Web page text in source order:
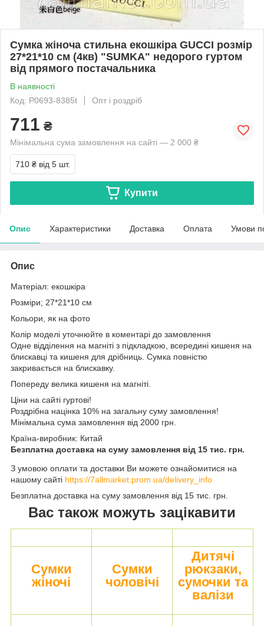
Сумка жіноча стильна екошкіра GUCCI розмір
27*21*10 см (4кв) "SUMKA" недорого гуртом
від прямого постачальника
В наявності
Код: P0693-8385t
Опт і роздріб
711 ₴
Мінімальна сума замовлення на сайті — 2 000 ₴
710 ₴ від 5 шт.
Купити
Опис Характеристики Доставка Оплата Умови
Опис
Матеріал: екошкіра
Розміри; 27*21*10 см
Кольори, як на фото
Колір моделі уточнюйте в коментарі до замовлення
Одне відділення на магніті з підкладкою, всередині кишеня на
блискавці та кишеня для дрібниць. Сумка повністю
закривається на блискавку.
Попереду велика кишеня на магніті.
Ціни на сайті гуртові!
Роздрібна націнка 10% на загальну суму замовлення!
Мінімальна сума замовлення від 2000 грн.
Країна-виробник: Китай
Безплатна доставка на суму замовлення від 15 тис. грн.
З умовою оплати та доставки Ви можете ознайомитися на
нашому сайті https://7allmarket.prom.ua/delivery_info
Безплатна доставка на суму замовлення від 15 тис. грн.
Вас також можуть зацікавити
Сумки
жіночі
Сумки
чоловічі
Дитячі
рюкзаки,
сумочки та
валізи